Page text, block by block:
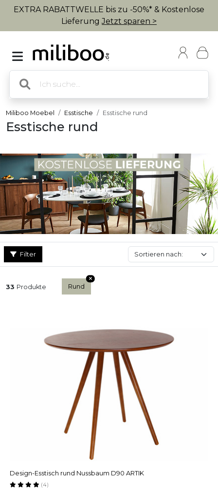
EXTRA RABATTWELLE bis zu -50%* & Kostenlose
LieferungJetzt sparen >
Miliboo Moebel Esstische Esstische rund
Esstische rund
Filter
33 Produkte Rund
Design-Esstisch rund Nussbaum D90 ARTIK
(4)